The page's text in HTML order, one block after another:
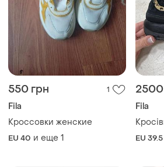
550 грн 1
Fila
Кроссовки женские
EU 40 и еще 1
2500
Fila
EU 39.5